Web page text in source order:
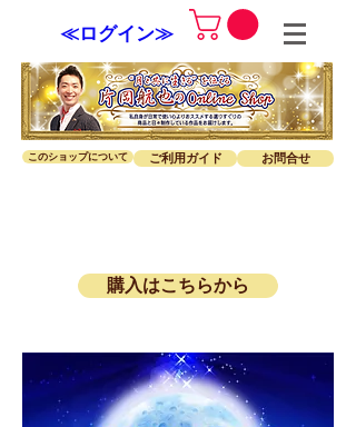
≪ログイン≫
このショップについて ご利用ガイド お問合せ
購入はこちらから